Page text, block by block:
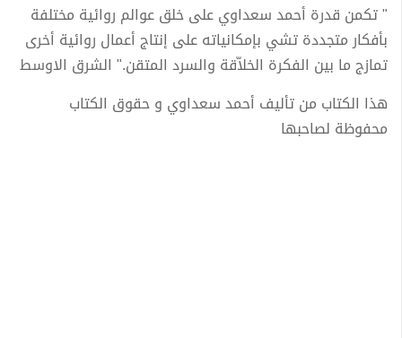
" تكمن قدرة أحمد سعداوي على خلق عوالم روائية مختلفة
بأفكار متجددة تشي بإمكانياته على إنتاج أعمال روائية أخرى
تمازج ما بين الفكرة الخلاّقة والسرد المتقن." الشرق الاوسط
هذا الكتاب من تأليف أحمد سعداوي و حقوق الكتاب
محفوظة لصاحبها